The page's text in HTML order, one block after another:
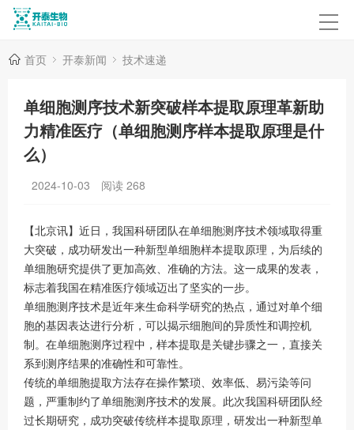
首页 开泰新闻 技术速递
单细胞测序技术新突破样本提取原理革新助
力精准医疗（单细胞测序样本提取原理是什
么）
2024-10-03 阅读 268
【北京讯】近日，我国科研团队在单细胞测序技术领域取得重
大突破，成功研发出一种新型单细胞样本提取原理，为后续的
单细胞研究提供了更加高效、准确的方法。这一成果的发表，
标志着我国在精准医疗领域迈出了坚实的一步。
单细胞测序技术是近年来生命科学研究的热点，通过对单个细
胞的基因表达进行分析，可以揭示细胞间的异质性和调控机
制。在单细胞测序过程中，样本提取是关键步骤之一，直接关
系到测序结果的准确性和可靠性。
传统的单细胞提取方法存在操作繁琐、效率低、易污染等问
题，严重制约了单细胞测序技术的发展。此次我国科研团队经
过长期研究，成功突破传统样本提取原理，研发出一种新型单